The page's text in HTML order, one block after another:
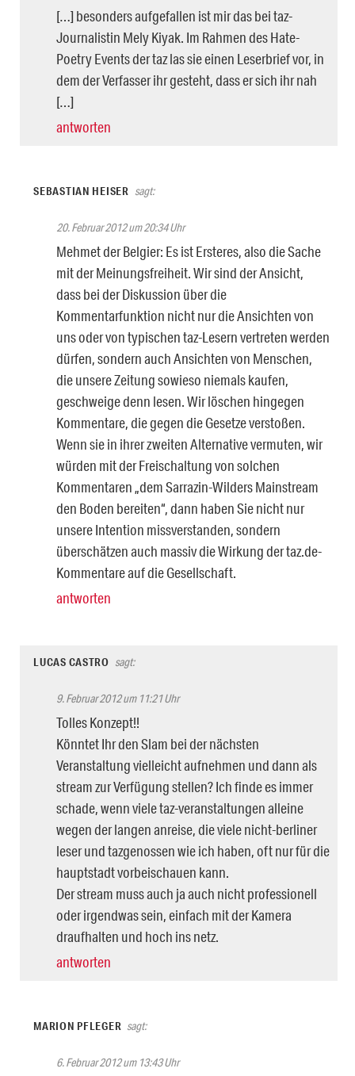
[…] besonders aufgefallen ist mir das bei taz-
Journalistin Mely Kiyak. Im Rahmen des Hate-
Poetry Events der taz las sie einen Leserbrief vor, in
dem der Verfasser ihr gesteht, dass er sich ihr nah
[…]
antworten
SEBASTIAN HEISER sagt:
20. Februar 2012 um 20:34 Uhr
Mehmet der Belgier: Es ist Ersteres, also die Sache
mit der Meinungsfreiheit. Wir sind der Ansicht,
dass bei der Diskussion über die
Kommentarfunktion nicht nur die Ansichten von
uns oder von typischen taz-Lesern vertreten werden
dürfen, sondern auch Ansichten von Menschen,
die unsere Zeitung sowieso niemals kaufen,
geschweige denn lesen. Wir löschen hingegen
Kommentare, die gegen die Gesetze verstoßen.
Wenn sie in ihrer zweiten Alternative vermuten, wir
würden mit der Freischaltung von solchen
Kommentaren „dem Sarrazin-Wilders Mainstream
den Boden bereiten“, dann haben Sie nicht nur
unsere Intention missverstanden, sondern
überschätzen auch massiv die Wirkung der taz.de-
Kommentare auf die Gesellschaft.
antworten
LUCAS CASTRO sagt:
9. Februar 2012 um 11:21 Uhr
Tolles Konzept!!
Könntet Ihr den Slam bei der nächsten
Veranstaltung vielleicht aufnehmen und dann als
stream zur Verfügung stellen? Ich finde es immer
schade, wenn viele taz-veranstaltungen alleine
wegen der langen anreise, die viele nicht-berliner
leser und tazgenossen wie ich haben, oft nur für die
hauptstadt vorbeischauen kann.
Der stream muss auch ja auch nicht professionell
oder irgendwas sein, einfach mit der Kamera
draufhalten und hoch ins netz.
antworten
MARION PFLEGER sagt:
6. Februar 2012 um 13:43 Uhr